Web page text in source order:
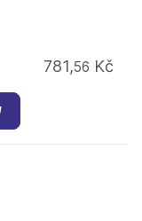
781,56 Kč